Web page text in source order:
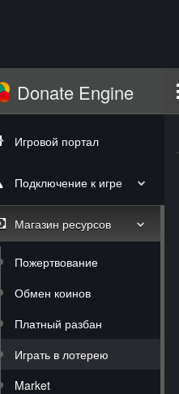
Donate Engine
Игровой портал
Подключение к игре
Магазин ресурсов
Пожертвование
Обмен коинов
Платный разбан
Играть в лотерею
Market